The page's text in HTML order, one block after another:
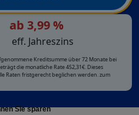
ab 3,99 %
eff. Jahreszins
Kreditsumme über 72 Monate bei
die monatliche Rate 452,31€. Dieses
Raten fristgerecht beglichen werden. zum
Sie sparen